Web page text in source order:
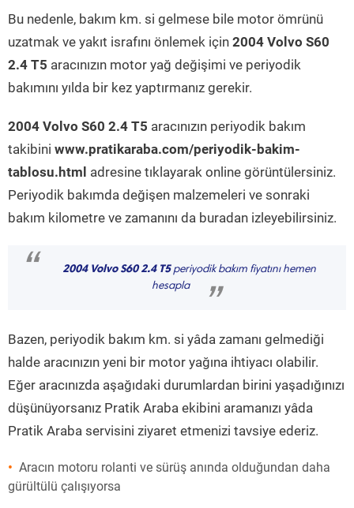
Bu nedenle, bakım km. si gelmese bile motor ömrünü
uzatmak ve yakıt israfını önlemek için 2004 Volvo S60
2.4 T5 aracınızın motor yağ değişimi ve periyodik
bakımını yılda bir kez yaptırmanız gerekir.
2004 Volvo S60 2.4 T5 aracınızın periyodik bakım
takibini www.pratikaraba.com/periyodik-bakim-
tablosu.html adresine tıklayarak online görüntülersiniz.
Periyodik bakımda değişen malzemeleri ve sonraki
bakım kilometre ve zamanını da buradan izleyebilirsiniz.
“ 2004 Volvo S60 2.4 T5periyodik bakım fiyatını hemen
hesapla
”
Bazen, periyodik bakım km. si yâda zamanı gelmediği
halde aracınızın yeni bir motor yağına ihtiyacı olabilir.
Eğer aracınızda aşağıdaki durumlardan birini yaşadığınızı
düşünüyorsanız Pratik Araba ekibini aramanızı yâda
Pratik Araba servisini ziyaret etmenizi tavsiye ederiz.
Aracın motoru rolanti ve sürüş anında olduğundan daha
gürültülü çalışıyorsa